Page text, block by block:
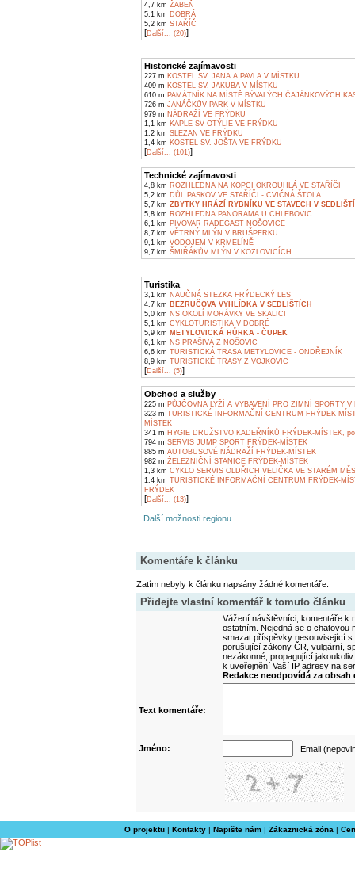
4,7 km ŽABEŇ
5,1 km DOBRÁ
5,2 km STAŘÍČ
[Další... (20)]
Historické zajímavosti
227 m KOSTEL SV. JANA A PAVLA V MÍSTKU
409 m KOSTEL SV. JAKUBA V MÍSTKU
610 m PAMÁTNÍK NA MÍSTĚ BÝVALÝCH ČAJÁNKOVÝCH
726 m JANÁČKŮV PARK V MÍSTKU
979 m NÁDRAŽÍ VE FRÝDKU
1,1 km KAPLE SV OTÝLIE VE FRÝDKU
1,2 km SLEZAN VE FRÝDKU
1,4 km KOSTEL SV. JOŠTA VE FRÝDKU
[Další... (101)]
Technické zajímavosti
4,8 km ROZHLEDNA NA KOPCI OKROUHLÁ VE STAŘÍČI
5,2 km DŮL PASKOV VE STAŘÍČI - CVIČNÁ ŠTOLA
5,7 km ZBYTKY HRÁZÍ RYBNÍKU VE STAVECH V
5,8 km ROZHLEDNA PANORAMA U CHLEBOVIC
6,1 km PIVOVAR RADEGAST NOŠOVICE
8,7 km VĚTRNÝ MLÝN V BRUŠPERKU
9,1 km VODOJEM V KRMELÍNĚ
9,7 km ŠMIŘÁKŮV MLÝN V KOZLOVICÍCH
Turistika
3,1 km NAUČNÁ STEZKA FRÝDECKÝ LES
4,7 km BEZRUČOVA VYHLÍDKA V SEDLIŠTÍCH
5,0 km NS OKOLÍ MORÁVKY VE SKALICI
5,1 km CYKLOTURISTIKA V DOBRÉ
5,9 km METYLOVICKÁ HŮRKA - ČUPEK
6,1 km NS PRAŠIVÁ Z NOŠOVIC
6,6 km TURISTICKÁ TRASA METYLOVICE - ONDŘEJNÍK
8,9 km TURISTICKÉ TRASY Z VOJKOVIC
[Další... (5)]
Obchod a služby
225 m PŮJČOVNA LYŽÍ A VYBAVENÍ PRO ZIMNÍ SPORTY V
323 m TURISTICKÉ INFORMAČNÍ CENTRUM FRÝDEK-
MÍSTEK
341 m HYGIE DRUŽSTVO KADEŘNÍKŮ FRÝDEK-MÍSTEK,
794 m SERVIS JUMP SPORT FRÝDEK-MÍSTEK
885 m AUTOBUSOVÉ NÁDRAŽÍ FRÝDEK-MÍSTEK
982 m ŽELEZNIČNÍ STANICE FRÝDEK-MÍSTEK
1,3 km CYKLO SERVIS OLDŘICH VELIČKA VE STARÉM
1,4 km TURISTICKÉ INFORMAČNÍ CENTRUM FRÝDEK-
FRÝDEK
[Další... (13)]
Další možnosti regionu ...
Komentáře k článku
Zatím nebyly k článku napsány žádné komentáře.
Přidejte vlastní komentář k tomuto článku
Vážení návštěvníci, komentáře k
ostatním. Nejedná se o
smazat příspěvky nesouvisející
porušující zákony ČR, vulgární,
nezákonné, propagující
k uveřejnění Vaší IP adresy na
Redakce neodpovídá za
Text komentáře:
Jméno: Email
O projektu| Kontakty| Napište nám| Zákaznická zóna |